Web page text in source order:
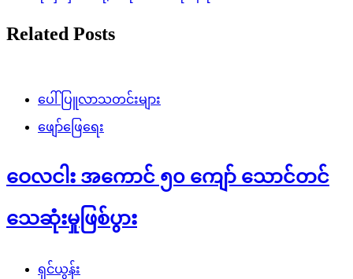
Related Posts
ပေါ်ပြူလာသတင်းများ
ဖျော်ဖြေရေး
ဝေလငါး အကောင် ၅၀ ကျော် သောင်တင်
သေဆုံးမှုဖြစ်ပွား
ရှင်ယွန်း